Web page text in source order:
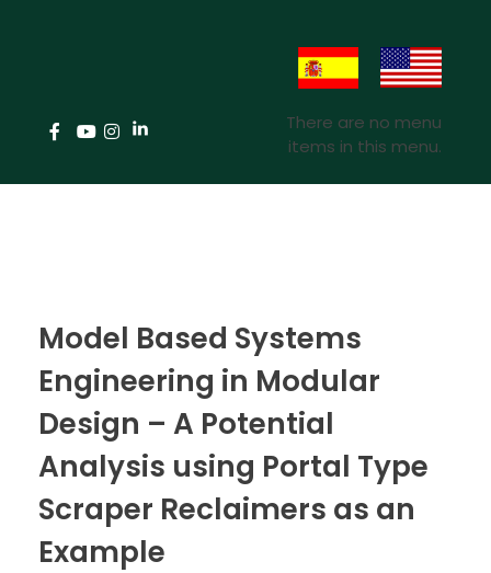
There are no menu
items in this menu.
Model Based Systems
Engineering in Modular
Design – A Potential
Analysis using Portal Type
Scraper Reclaimers as an
Example